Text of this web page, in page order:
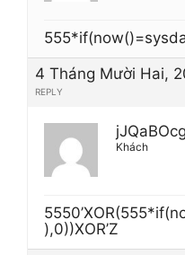
4 Tháng Mười Hai,
REPLY
jJQaBOcg
Khách
),0))XOR’Z